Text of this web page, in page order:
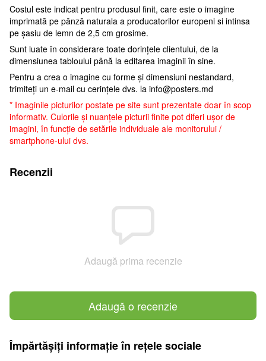
Costul este indicat pentru produsul finit, care este o imagine
imprimată pe pânză naturala a producatorilor europeni si intinsa
pe șasiu de lemn de 2,5 cm grosime.
Sunt luate în considerare toate dorințele clientului, de la
dimensiunea tabloului până la editarea imaginii în sine.
Pentru a crea o imagine cu forme și dimensiuni nestandard,
trimiteți un e-mail cu cerințele dvs. la info@posters.md
* Imaginile picturilor postate pe site sunt prezentate doar în scop
informativ. Culorile și nuanțele picturii finite pot diferi ușor de
imagini, în funcție de setările individuale ale monitorului /
smartphone-ului dvs.
Recenzii
Adaugă prima recenzie
Adaugă o recenzie
Împărtășiți informație în rețele sociale